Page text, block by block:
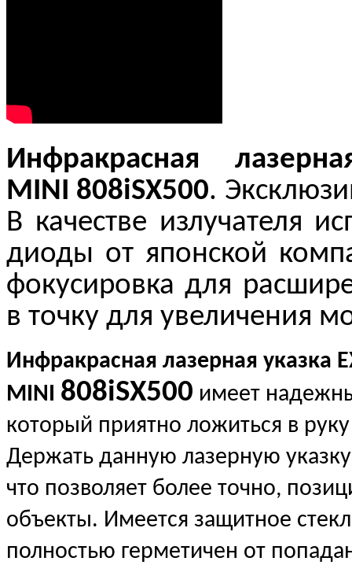
Инфракрасная
MINI 808iSX500.
В качестве излучателя
диоды от японской
фокусировка для
в точку для увеличения
Инфракрасная лазерная указка
MINI 808iSX500 имеет
который приятно ложиться в
Держать данную лазерную
что позволяет более точно,
объекты. Имеется защитное
полностью герметичен от